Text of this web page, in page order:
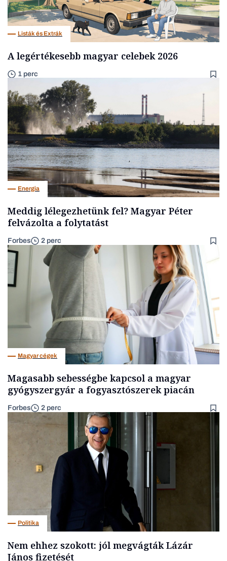
Listák és Extrák
A legértékesebb magyar celebek 2026
1 perc
Energia
Meddig lélegezhetünk fel? Magyar Péter
felvázolta a folytatást
Forbes 2 perc
Magyar cégek
Magasabb sebességbe kapcsol a magyar
gyógyszergyár a fogyasztószerek piacán
Forbes 2 perc
Politika
Nem ehhez szokott: jól megvágták Lázár
János fizetését